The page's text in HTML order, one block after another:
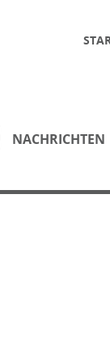
NACHRICHTEN